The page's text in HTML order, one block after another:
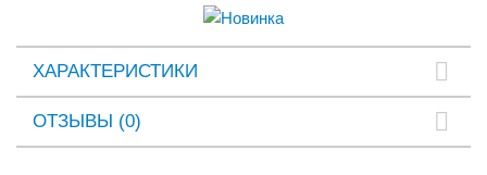
ХАРАКТЕРИСТИКИ
ОТЗЫВЫ (0)